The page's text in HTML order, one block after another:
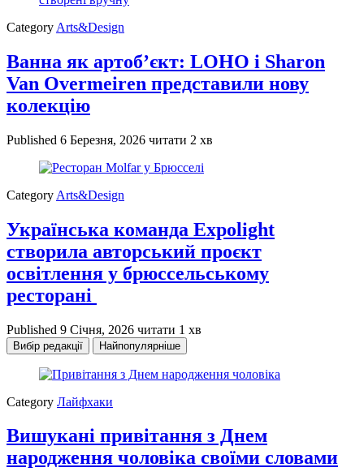
Category Arts&Design
Ванна як артоб’єкт: LOHO і Sharon
Van Overmeiren представили нову
колекцію
Published 6 Березня, 2026 читати 2 хв
Category Arts&Design
Українська команда Expolight
створила авторський проєкт
освітлення у брюссельському
ресторані
Published 9 Січня, 2026 читати 1 хв
Вибір редакції Найпопулярніше
Category Лайфхаки
Вишукані привітання з Днем
народження чоловіка своїми словами